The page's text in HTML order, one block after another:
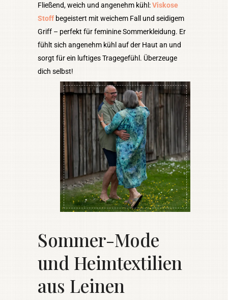
Fließend, weich und angenehm kühl:Viskose
Stoff begeistert mit weichem Fall und seidigem
Griff – perfekt für feminine Sommerkleidung. Er
fühlt sich angenehm kühl auf der Haut an und
sorgt für ein luftiges Tragegefühl. Überzeuge
dich selbst!
Sommer-Mode
und Heimtextilien
aus Leinen